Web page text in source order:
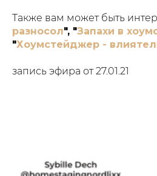
Также вам может быть
разносол", "Запахи в
"Хоумстейджер -
запись эфира от 27.01.21